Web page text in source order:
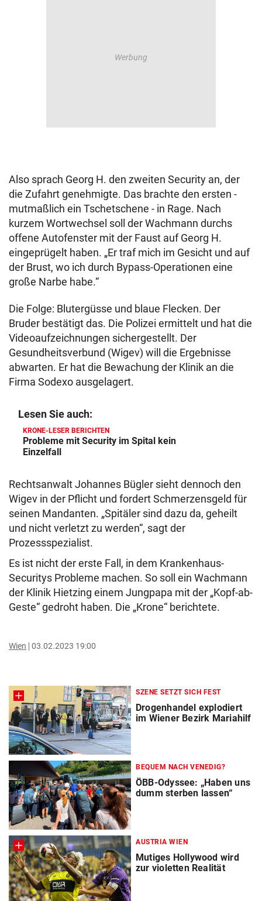
Also sprach Georg H. den zweiten Security an, der
die Zufahrt genehmigte. Das brachte den ersten -
mutmaßlich ein Tschetschene - in Rage. Nach
kurzem Wortwechsel soll der Wachmann durchs
offene Autofenster mit der Faust auf Georg H.
eingeprügelt haben. „Er traf mich im Gesicht und auf
der Brust, wo ich durch Bypass-Operationen eine
große Narbe habe.“
Die Folge: Blutergüsse und blaue Flecken. Der
Bruder bestätigt das. Die Polizei ermittelt und hat die
Videoaufzeichnungen sichergestellt. Der
Gesundheitsverbund (Wigev) will die Ergebnisse
abwarten. Er hat die Bewachung der Klinik an die
Firma Sodexo ausgelagert.
Lesen Sie auch:
KRONE-LESER BERICHTEN
Probleme mit Security im Spital kein
Einzelfall
Rechtsanwalt Johannes Bügler sieht dennoch den
Wigev in der Pflicht und fordert Schmerzensgeld für
seinen Mandanten. „Spitäler sind dazu da, geheilt
und nicht verletzt zu werden“, sagt der
Prozessspezialist.
Es ist nicht der erste Fall, in dem Krankenhaus-
Securitys Probleme machen. So soll ein Wachmann
der Klinik Hietzing einem Jungpapa mit der „Kopf-ab-
Geste“ gedroht haben. Die „Krone“ berichtete.
Wien 03.02.2023 19:00
SZENE SETZT SICH FEST
Drogenhandel explodiert
im Wiener Bezirk Mariahilf
BEQUEM NACH VENEDIG?
ÖBB-Odyssee: „Haben uns
dumm sterben lassen“
AUSTRIA WIEN
Mutiges Hollywood wird
zur violetten Realität